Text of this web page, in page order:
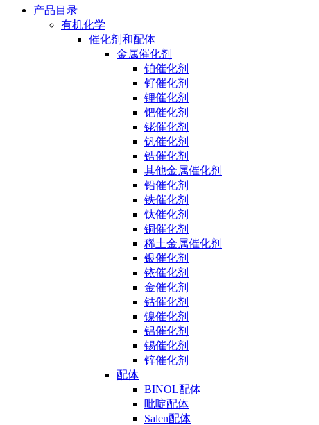
产品目录
有机化学
催化剂和配体
金属催化剂
铂催化剂
钌催化剂
锂催化剂
钯催化剂
铑催化剂
钒催化剂
锆催化剂
其他金属催化剂
铅催化剂
铁催化剂
钛催化剂
铜催化剂
稀土金属催化剂
银催化剂
铱催化剂
金催化剂
钴催化剂
镍催化剂
铝催化剂
锡催化剂
锌催化剂
配体
BINOL配体
吡啶配体
Salen配体